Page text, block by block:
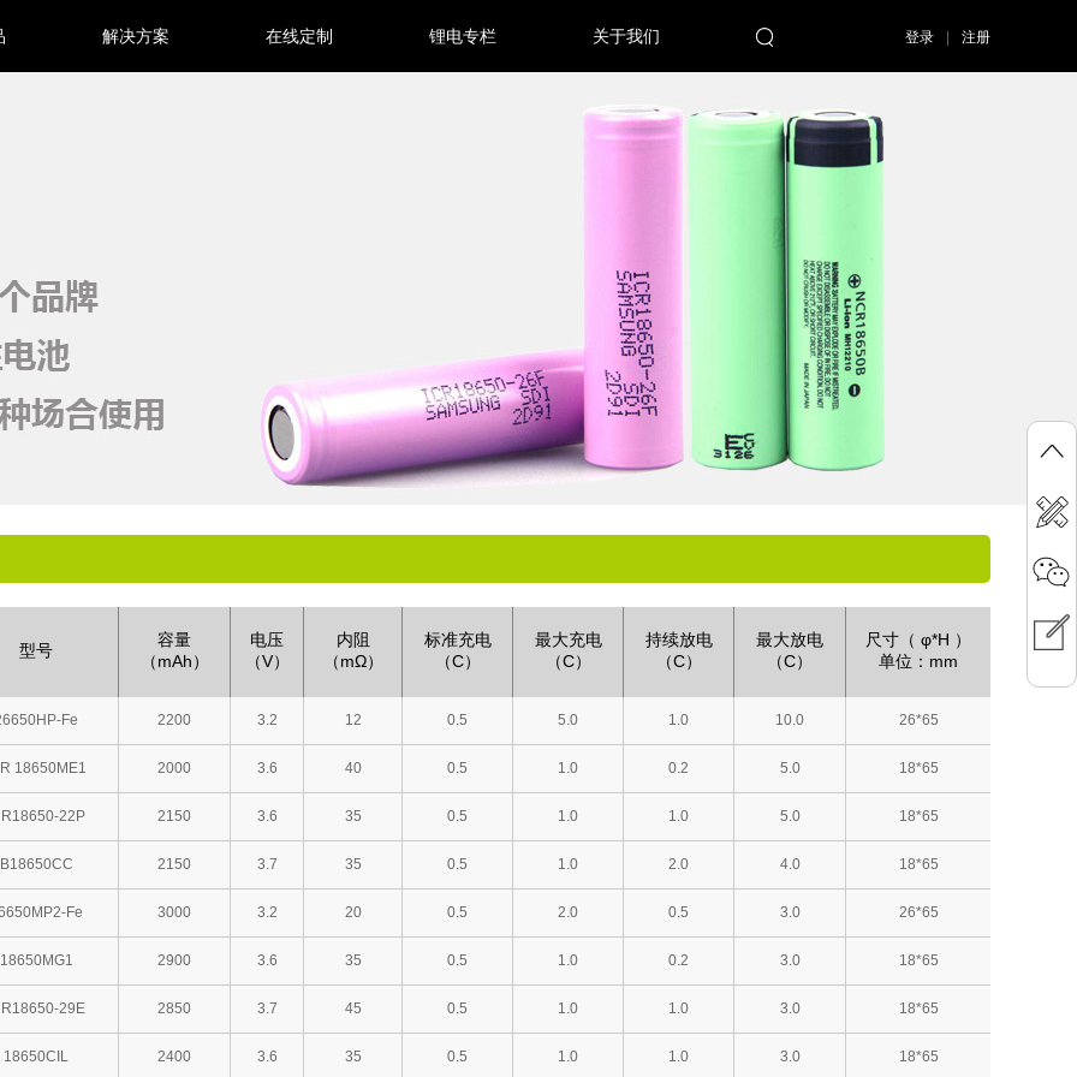
解决方案 在线定制 锂电专栏 关于我们 登录 注册
型号
容量
（mAh）
电压
（V）
内阻
（mΩ）
标准充电
（C）
最大充电
（C）
持续放电
（C）
最大放电
（C）
尺寸（ φ*H ）
单位：mm
Fe 2200 3.2 12 0.5 5.0 1.0 10.0 26*65
18650ME1 2000 3.6 40 0.5 1.0 0.2 5.0 18*65
22P 2150 3.6 35 0.5 1.0 1.0 5.0 18*65
B18650CC 2150 3.7 35 0.5 1.0 2.0 4.0 18*65
Fe 3000 3.2 20 0.5 2.0 0.5 3.0 26*65
18650MG1 2900 3.6 35 0.5 1.0 0.2 3.0 18*65
29E 2850 3.7 45 0.5 1.0 1.0 3.0 18*65
18650CIL 2400 3.6 35 0.5 1.0 1.0 3.0 18*65